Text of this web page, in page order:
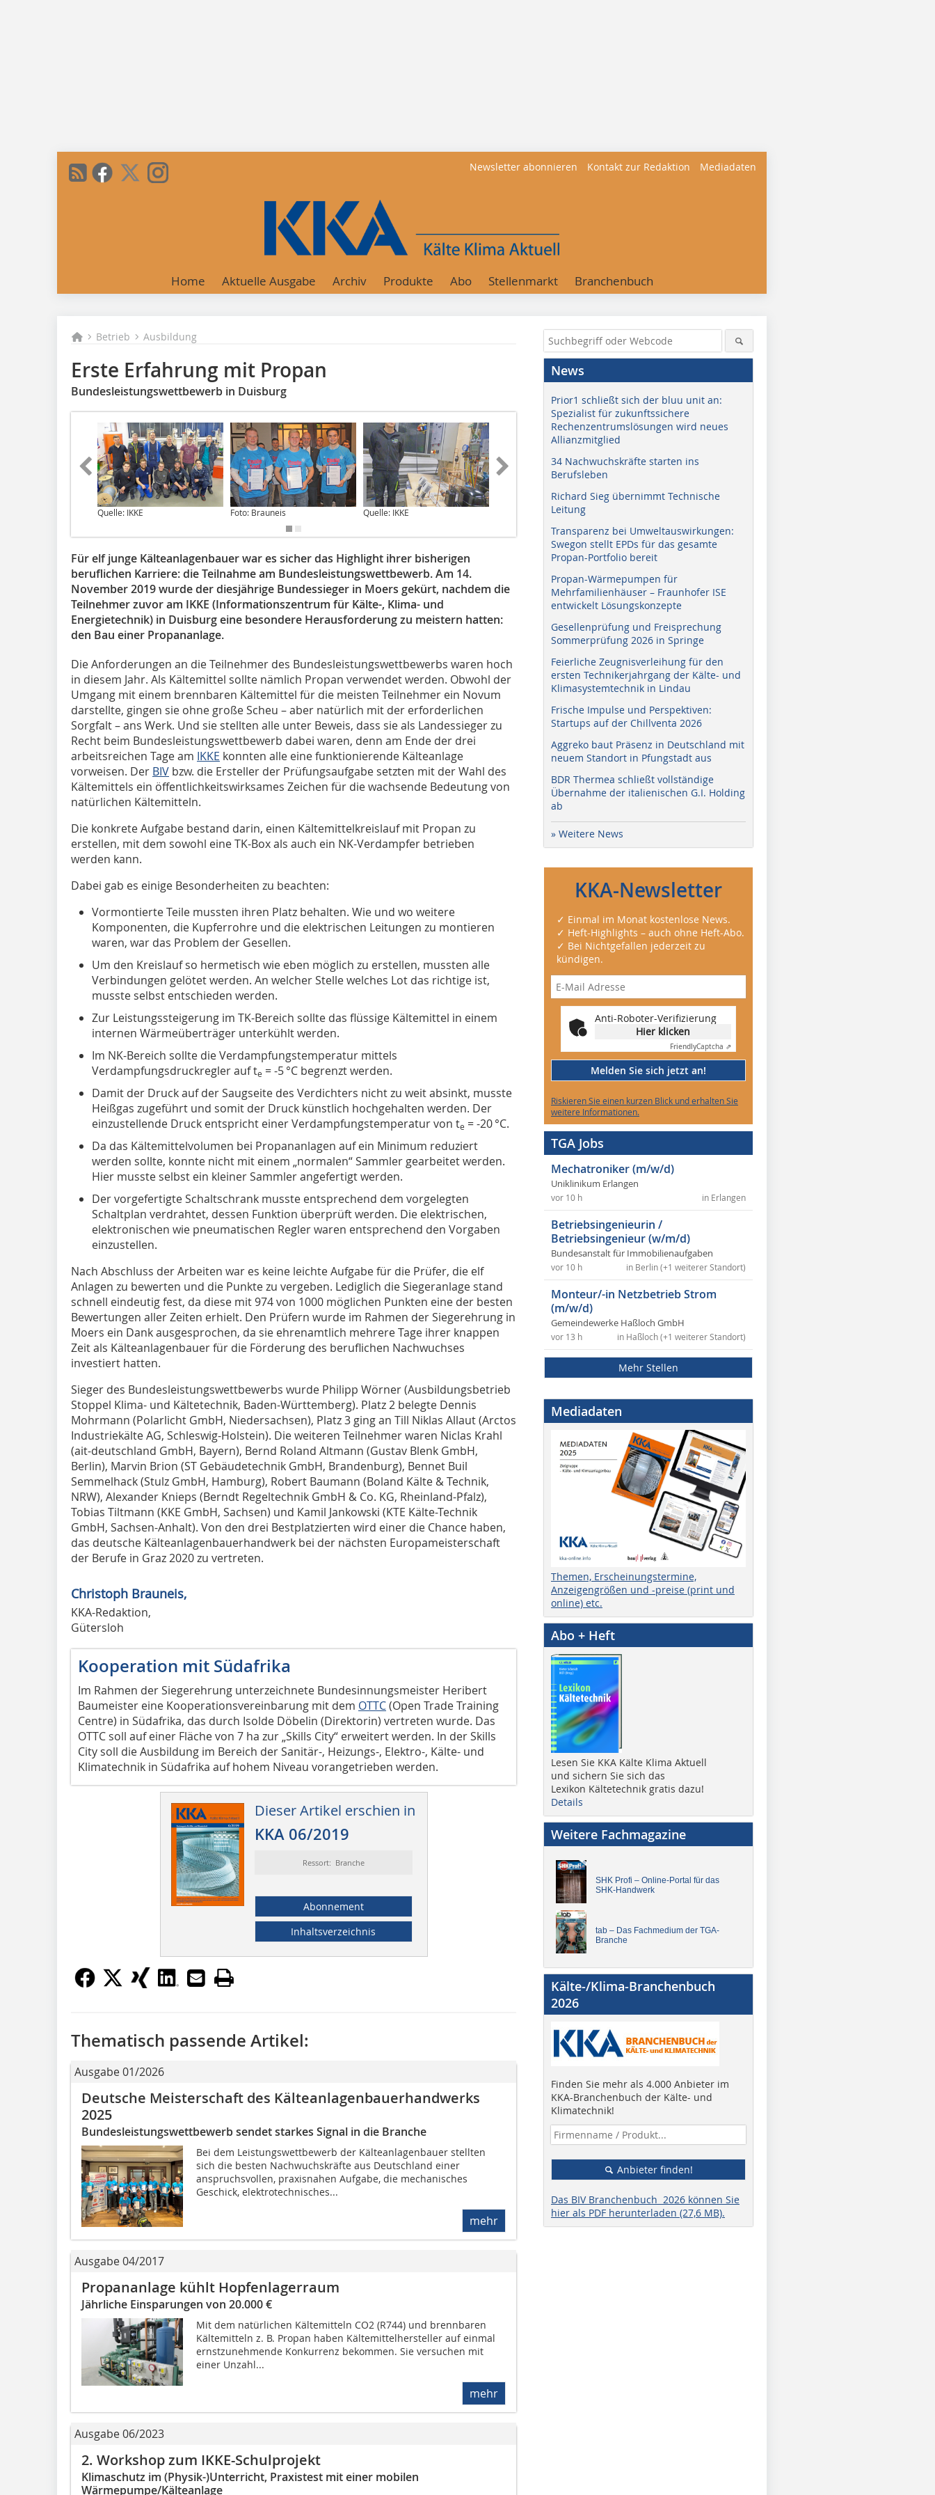
Newsletter abonnieren Kontakt zur Redaktion Mediadaten
Home Aktuelle Ausgabe Archiv Produkte Abo Stellenmarkt Branchenbuch
Betrieb Ausbildung
Erste Erfahrung mit Propan
Bundesleistungswettbewerb in Duisburg
Quelle: IKKE Foto: Brauneis Quelle: IKKE
Für elf junge Kälteanlagenbauer war es sicher das Highlight ihrer bisherigen
beruflichen Karriere: die Teilnahme am Bundesleistungswettbewerb. Am 14.
November 2019 wurde der diesjährige Bundessieger in Moers gekürt, nachdem die
Teilnehmer zuvor am IKKE (Informationszentrum für Kälte-, Klima- und
Energietechnik) in Duisburg eine besondere Herausforderung zu meistern hatten:
den Bau einer Propananlage.
Die Anforderungen an die Teilnehmer des Bundesleistungswettbewerbs waren hoch
in diesem Jahr. Als Kältemittel sollte nämlich Propan verwendet werden. Obwohl der
Umgang mit einem brennbaren Kältemittel für die meisten Teilnehmer ein Novum
darstellte, gingen sie ohne große Scheu – aber natürlich mit der erforderlichen
Sorgfalt – ans Werk. Und sie stellten alle unter Beweis, dass sie als Landessieger zu
Recht beim Bundesleistungswettbewerb dabei waren, denn am Ende der drei
arbeitsreichen Tage am IKKE konnten alle eine funktionierende Kälteanlage
vorweisen. Der BIV bzw. die Ersteller der Prüfungsaufgabe setzten mit der Wahl des
Kältemittels ein öffentlichkeitswirksames Zeichen für die wachsende Bedeutung von
natürlichen Kältemitteln.
Die konkrete Aufgabe bestand darin, einen Kältemittelkreislauf mit Propan zu
erstellen, mit dem sowohl eine TK-Box als auch ein NK-Verdampfer betrieben
werden kann.
Dabei gab es einige Besonderheiten zu beachten:
Vormontierte Teile mussten ihren Platz behalten. Wie und wo weitere
Komponenten, die Kupferrohre und die elektrischen Leitungen zu montieren
waren, war das Problem der Gesellen.
Um den Kreislauf so hermetisch wie eben möglich zu erstellen, mussten alle
Verbindungen gelötet werden. An welcher Stelle welches Lot das richtige ist,
musste selbst entschieden werden.
Zur Leistungssteigerung im TK-Bereich sollte das flüssige Kältemittel in einem
internen Wärmeüberträger unterkühlt werden.
Im NK-Bereich sollte die Verdampfungstemperatur mittels
Verdampfungsdruckregler auf te = -5 °C begrenzt werden.
Damit der Druck auf der Saugseite des Verdichters nicht zu weit absinkt, musste
Heißgas zugeführt und somit der Druck künstlich hochgehalten werden. Der
einzustellende Druck entspricht einer Verdampfungstemperatur von te = -20 °C.
Da das Kältemittelvolumen bei Propananlagen auf ein Minimum reduziert
werden sollte, konnte nicht mit einem „normalen“ Sammler gearbeitet werden.
Hier musste selbst ein kleiner Sammler angefertigt werden.
Der vorgefertigte Schaltschrank musste entsprechend dem vorgelegten
Schaltplan verdrahtet, dessen Funktion überprüft werden. Die elektrischen,
elektronischen wie pneumatischen Regler waren entsprechend den Vorgaben
einzustellen.
Nach Abschluss der Arbeiten war es keine leichte Aufgabe für die Prüfer, die elf
Anlagen zu bewerten und die Punkte zu vergeben. Lediglich die Siegeranlage stand
schnell eindeutig fest, da diese mit 974 von 1000 möglichen Punkten eine der besten
Bewertungen aller Zeiten erhielt. Den Prüfern wurde im Rahmen der Siegerehrung in
Moers ein Dank ausgesprochen, da sie ehrenamtlich mehrere Tage ihrer knappen
Zeit als Kälteanlagenbauer für die Förderung des beruflichen Nachwuchses
investiert hatten.
Sieger des Bundesleistungswettbewerbs wurde Philipp Wörner (Ausbildungsbetrieb
Stoppel Klima- und Kältetechnik, Baden-Württemberg). Platz 2 belegte Dennis
Mohrmann (Polarlicht GmbH, Niedersachsen), Platz 3 ging an Till Niklas Allaut (Arctos
Industriekälte AG, Schleswig-Holstein). Die weiteren Teilnehmer waren Niclas Krahl
(ait-deutschland GmbH, Bayern), Bernd Roland Altmann (Gustav Blenk GmbH,
Berlin), Marvin Brion (ST Gebäudetechnik GmbH, Brandenburg), Bennet Buil
Semmelhack (Stulz GmbH, Hamburg), Robert Baumann (Boland Kälte & Technik,
NRW), Alexander Knieps (Berndt Regeltechnik GmbH & Co. KG, Rheinland-Pfalz),
Tobias Tiltmann (KKE GmbH, Sachsen) und Kamil Jankowski (KTE Kälte-Technik
GmbH, Sachsen-Anhalt). Von den drei Bestplatzierten wird einer die Chance haben,
das deutsche Kälteanlagenbauerhandwerk bei der nächsten Europameisterschaft
der Berufe in Graz 2020 zu vertreten.
Christoph Brauneis,
KKA-Redaktion,
Gütersloh
Kooperation mit Südafrika
Im Rahmen der Siegerehrung unterzeichnete Bundesinnungsmeister Heribert
Baumeister eine Kooperationsvereinbarung mit dem OTTC(Open Trade Training
Centre) in Südafrika, das durch Isolde Döbelin (Direktorin) vertreten wurde. Das
OTTC soll auf einer Fläche von 7 ha zur „Skills City“ erweitert werden. In der Skills
City soll die Ausbildung im Bereich der Sanitär-, Heizungs-, Elektro-, Kälte- und
Klimatechnik in Südafrika auf hohem Niveau vorangetrieben werden.
Dieser Artikel erschien in
KKA 06/2019
Ressort: Branche
Abonnement
Inhaltsverzeichnis
Thematisch passende Artikel:
Ausgabe 01/2026
Deutsche Meisterschaft des Kälteanlagenbauerhandwerks
2025
Bundesleistungswettbewerb sendet starkes Signal in die Branche
Bei dem Leistungswettbewerb der Kälteanlagenbauer stellten
sich die besten Nachwuchskräfte aus Deutschland einer
anspruchsvollen, praxisnahen Aufgabe, die mechanisches
Geschick, elektrotechnisches...
mehr
Ausgabe 04/2017
Propananlage kühlt Hopfenlagerraum
Jährliche Einsparungen von 20.000 €
Mit dem natürlichen Kältemitteln CO2 (R744) und brennbaren
Kältemitteln z. B. Propan haben Kältemittelhersteller auf einmal
ernstzunehmende Konkurrenz bekommen. Sie versuchen mit
einer Unzahl...
mehr
Ausgabe 06/2023
2. Workshop zum IKKE-Schulprojekt
Klimaschutz im (Physik-)Unterricht, Praxistest mit einer mobilen
Wärmepumpe/Kälteanlage
News
Prior1 schließt sich der bluu unit an:
Spezialist für zukunftssichere
Rechenzentrumslösungen wird neues
Allianzmitglied
34 Nachwuchskräfte starten ins
Berufsleben
Richard Sieg übernimmt Technische
Leitung
Transparenz bei Umweltauswirkungen:
Swegon stellt EPDs für das gesamte
Propan-Portfolio bereit
Propan-Wärmepumpen für
Mehrfamilienhäuser – Fraunhofer ISE
entwickelt Lösungskonzepte
Gesellenprüfung und Freisprechung
Sommerprüfung 2026 in Springe
Feierliche Zeugnisverleihung für den
ersten Technikerjahrgang der Kälte- und
Klimasystemtechnik in Lindau
Frische Impulse und Perspektiven:
Startups auf der Chillventa 2026
Aggreko baut Präsenz in Deutschland mit
neuem Standort in Pfungstadt aus
BDR Thermea schließt vollständige
Übernahme der italienischen G.I. Holding
ab
» Weitere News
KKA-Newsletter
✓ Einmal im Monat kostenlose News.
✓ Heft-Highlights – auch ohne Heft-Abo.
✓ Bei Nichtgefallen jederzeit zu
kündigen.
Anti-Roboter-Verifizierung
Hier klicken
FriendlyCaptcha ⇗
Melden Sie sich jetzt an!
Riskieren Sie einen kurzen Blick und erhalten Sie
weitere Informationen.
TGA Jobs
Mechatroniker (m/w/d)
Uniklinikum Erlangen
in Erlangen
vor 10 h
Betriebsingenieurin /
Betriebsingenieur (w/m/d)
Bundesanstalt für Immobilienaufgaben
in Berlin (+1 weiterer Standort)
vor 10 h
Monteur/-in Netzbetrieb Strom
(m/w/d)
Gemeindewerke Haßloch GmbH
in Haßloch (+1 weiterer Standort)
vor 13 h
Mehr Stellen
Mediadaten
Themen, Erscheinungstermine,
Anzeigengrößen und -preise (print und
online) etc.
Abo + Heft
Lesen Sie KKA Kälte Klima Aktuell
und sichern Sie sich das
Lexikon Kältetechnik gratis dazu!
Details
Weitere Fachmagazine
SHK Profi – Online-Portal für das
SHK-Handwerk
tab – Das Fachmedium der TGA-
Branche
Kälte-/Klima-Branchenbuch
2026
Finden Sie mehr als 4.000 Anbieter im
KKA-Branchenbuch der Kälte- und
Klimatechnik!
Anbieter finden!
Das BIV Branchenbuch 2026 können Sie
hier als PDF herunterladen (27,6 MB).